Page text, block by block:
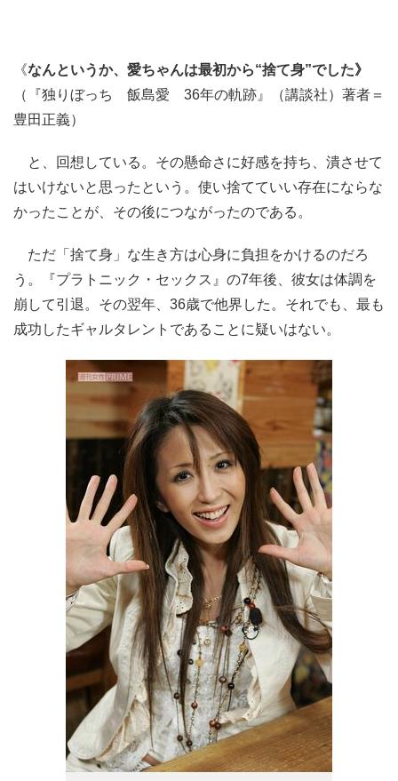
《なんというか、愛ちゃんは最初から“捨て身”でした》
（『独りぼっち 飯島愛 36年の軌跡』（講談社）著者＝
豊田正義）
と、回想している。その懸命さに好感を持ち、潰させて
はいけないと思ったという。使い捨てていい存在にならな
かったことが、その後につながったのである。
ただ「捨て身」な生き方は心身に負担をかけるのだろ
う。『プラトニック・セックス』の7年後、彼女は体調を
崩して引退。その翌年、36歳で他界した。それでも、最も
成功したギャルタレントであることに疑いはない。